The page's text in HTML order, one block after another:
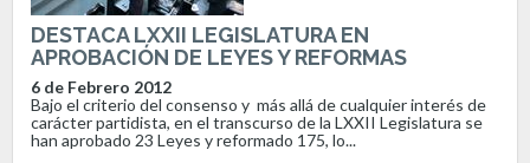
DESTACA LXXII LEGISLATURA EN
APROBACIÓN DE LEYES Y REFORMAS
6 de Febrero 2012
Bajo el criterio del consenso y más allá de cualquier interés de
carácter partidista, en el transcurso de la LXXII Legislatura se
han aprobado 23 Leyes y reformado 175, lo...